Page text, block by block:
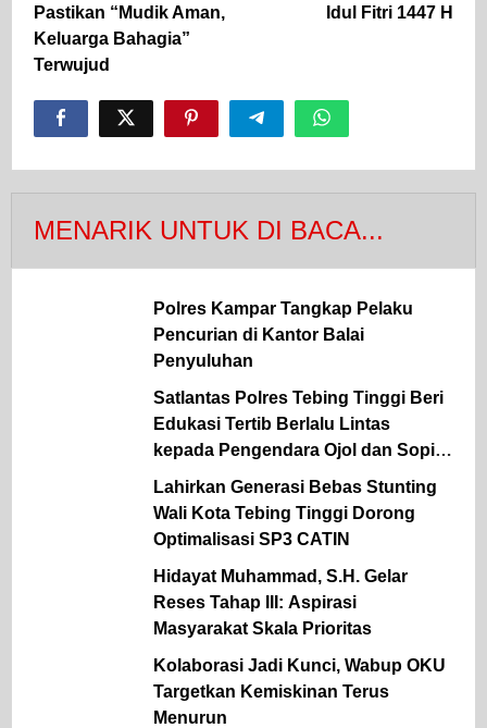
Pastikan “Mudik Aman,
Keluarga Bahagia”
Terwujud
Idul Fitri 1447 H
MENARIK UNTUK DI BACA...
Polres Kampar Tangkap Pelaku
Pencurian di Kantor Balai
Penyuluhan
Satlantas Polres Tebing Tinggi Beri
Edukasi Tertib Berlalu Lintas
kepada Pengendara Ojol dan Sopir
Angkutan
Lahirkan Generasi Bebas Stunting
Wali Kota Tebing Tinggi Dorong
Optimalisasi SP3 CATIN
Hidayat Muhammad, S.H. Gelar
Reses Tahap III: Aspirasi
Kolaborasi Jadi Kunci, Wabup OKU
Targetkan Kemiskinan Terus
Menurun